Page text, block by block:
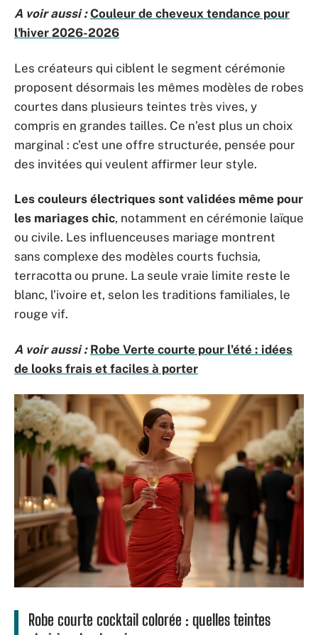
A voir aussi : Couleur de cheveux tendance pour
l'hiver 2026-2026
Les créateurs qui ciblent le segment cérémonie
proposent désormais les mêmes modèles de robes
courtes dans plusieurs teintes très vives, y
compris en grandes tailles. Ce n’est plus un choix
marginal : c’est une offre structurée, pensée pour
des invitées qui veulent affirmer leur style.
Les couleurs électriques sont validées même pour
les mariages chic, notamment en cérémonie laïque
ou civile. Les influenceuses mariage montrent
sans complexe des modèles courts fuchsia,
terracotta ou prune. La seule vraie limite reste le
blanc, l’ivoire et, selon les traditions familiales, le
rouge vif.
A voir aussi : Robe Verte courte pour l'été : idées
de looks frais et faciles à porter
Robe courte cocktail colorée : quelles teintes